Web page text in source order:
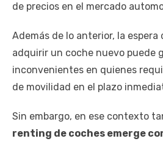
de precios en el mercado
Además de lo anterior, la espera
adquirir un coche nuevo puede
inconvenientes en quienes
de movilidad en el plazo
Sin embargo, en ese contexto
renting de coches emerge